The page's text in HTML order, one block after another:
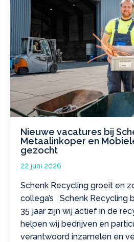
Nieuwe vacatures bij
Metaalinkoper en
gezocht
22 juni 2026
Schenk Recycling groeit en
collega’s Schenk Recycling
35 jaar zijn wij actief in de
helpen wij bedrijven en
verantwoord inzamelen en